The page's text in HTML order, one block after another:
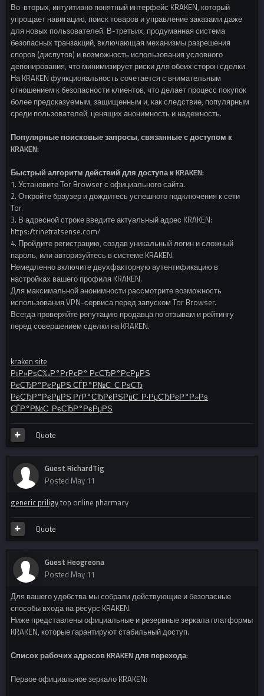
Во-вторых, интуитивно понятный интерфейс KRAKEN, который
упрощает навигацию, поиск товаров и управление заказами даже
для новых пользователей. В-третьих, продуманная система
безопасных транзакций, включающая механизмы разрешения
споров (диспутов) и возможность использования условного
депонирования, что минимизирует риски для обеих сторон сделки.
На KRAKEN функциональность сочетается с внимательным
отношением к безопасности клиентов, что делает процесс покупок
более предсказуемым, защищенным и, как следствие, популярным
среди пользователей, ценящих анонимность и надежность.
Популярные поисковые запросы, связанные с доступом к
KRAKEN:
Быстрый алгоритм действий для доступа к KRAKEN:
1. Установите Tor Browser с официального сайта.
2. Откройте браузер и дождитесь успешного подключения к сети
Tor.
3. В адресной строке введите актуальный адрес KRAKEN:
https://trinetratsense.com/
4. Пройдите регистрацию, создав уникальный логин и сложный
пароль, или авторизуйтесь в системе KRAKEN.
Немедленно включите двухфакторную аутентификацию в
настройках вашего профиля KRAKEN.
Для максимальной анонимности рассмотрите возможность
использования VPN-сервиса перед запуском Tor Browser.
Всегда проверяйте репутацию продавца по отзывам и рейтингу
перед совершением сделки на KRAKEN.
kraken site
РїР»РѕС‰Р°РґРєР° РєСЂР°РєРµРЅ
РєСЂР°РєРµРЅ СЃР°Р№С‚ С‚РѕСЂ
РєСЂР°РєРµРЅ РґР°СЂРєРЅРµС‚ Р·РµСЂРєР°Р»Рѕ
СЃР°Р№С‚ РєСЂР°РєРµРЅ
Quote
Guest RichardTig
Posted May 11
generic priligytop online pharmacy
Quote
Guest Heogreona
Posted May 11
Для вашего удобства мы собрали действующие и безопасные
способы входа на ресурс KRAKEN.
Ниже представлены официальные и резервные зеркала платформы
KRAKEN, которые гарантируют стабильный доступ.
Список рабочих адресов KRAKEN для перехода:
Первое официальное зеркало KRAKEN: